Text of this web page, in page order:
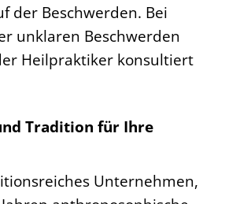
der Beschwerden. Bei
unklaren Beschwerden
Heilpraktiker konsultiert
Tradition für Ihre
Unternehmen,